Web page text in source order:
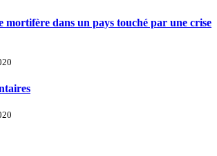
mortifère dans un pays touché par une crise